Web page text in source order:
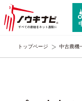
トップページ 中古農機